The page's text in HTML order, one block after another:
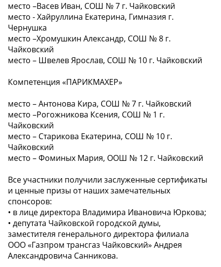
место –Васев Иван, СОШ № 7 г. Чайковский
место - Хайруллина Екатерина, Гимназия г.
Чернушка
место –Хромушкин Александр, СОШ № 8 г.
Чайковский
место – Швелев Ярослав, СОШ № 10 г. Чайковский
Компетенция «ПАРИКМАХЕР»️
место – Антонова Кира, СОШ № 7 г. Чайковский
место –Рогожникова Ксения, СОШ № 1 г.
Чайковский
место – Старикова Екатерина, СОШ № 10 г.
Чайковский
место – Фоминых Мария, ООШ № 12 г. Чайковский
Все участники получили заслуженные сертификаты
и ценные призы от наших замечательных
спонсоров:
• в лице директора Владимира Ивановича Юркова;
• депутата Чайковской городской думы,
заместителя генерального директора филиала
ООО «Газпром трансгаз Чайковский» Андрея
Александровича Санникова.